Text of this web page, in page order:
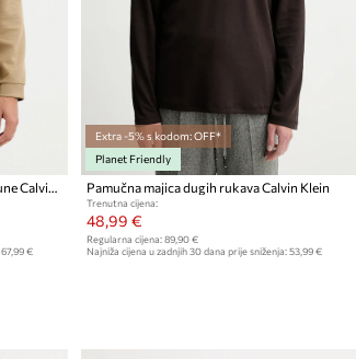
Majica dugih rukava s dodatkom vune Calvin Klein
67,99 €
Extra -5% s kodom: OFF*
Planet Friendly
Pamučna majica dugih rukava Calvin Klein
Trenutna cijena:
48,99 €
Regularna cijena: 89,90 €
Najniža cijena u zadnjih 30 dana prije sniženja: 53,99 €